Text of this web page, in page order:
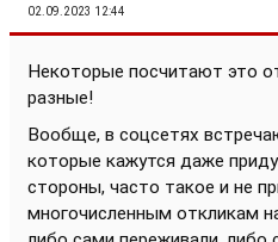
02.09.2023 12:44
Некоторые посчитают это
разные!
Вообще, в соцсетях
которые кажутся даже
стороны, часто такое и не
многочисленным откликам